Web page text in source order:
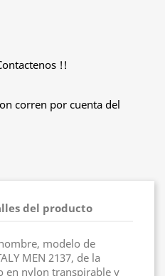
!!
corren por cuenta del
del producto
modelo de
MEN 2137, de la
en nylon transpirable y